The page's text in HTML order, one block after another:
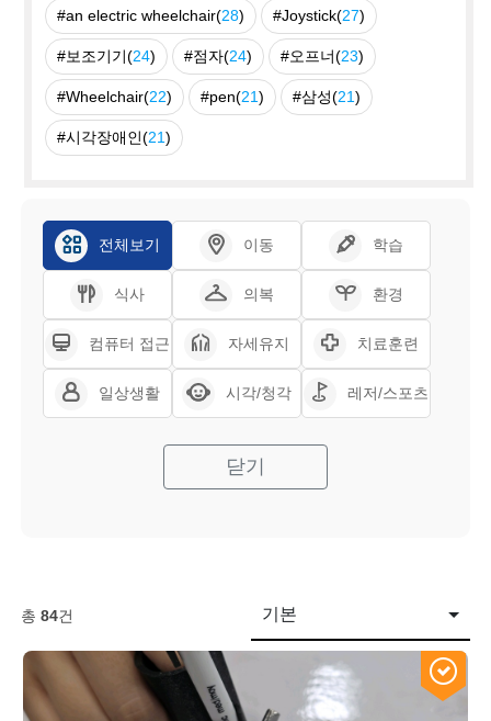
#an electric wheelchair(28) #Joystick(27)
#보조기기(24) #점자(24) #오프너(23)
#Wheelchair(22) #pen(21) #삼성(21)
#시각장애인(21)
전체보기 이동 학습
식사 의복 환경
컴퓨터 접근 자세유지 치료훈련
일상생활 시각/청각 레저/스포츠
닫기
총84건 기본